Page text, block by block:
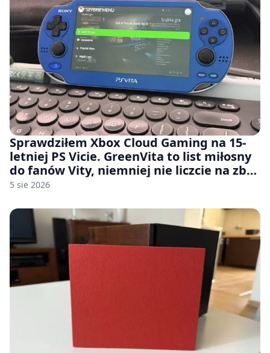
Sprawdziłem Xbox Cloud Gaming na 15-
letniej PS Vicie. GreenVita to list miłosny
do fanów Vity, niemniej nie liczcie na zbyt
wiele [FELIETON]
5 sie 2026